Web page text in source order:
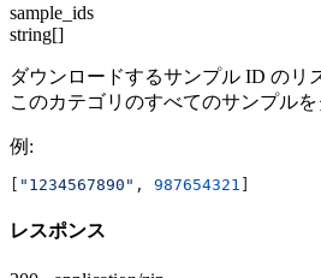
sample_ids
string[]
ダウンロードするサンプル ID のリ
このカテゴリのすべてのサンプルを
例 :
[ "1234567890" , 987654321 ]
レスポンス